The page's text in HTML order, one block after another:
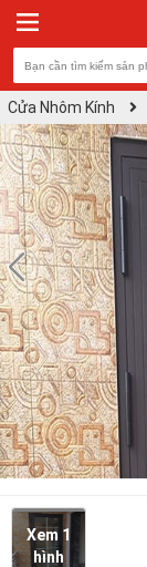
Cửa Nhôm Kính
Xem 1
hình